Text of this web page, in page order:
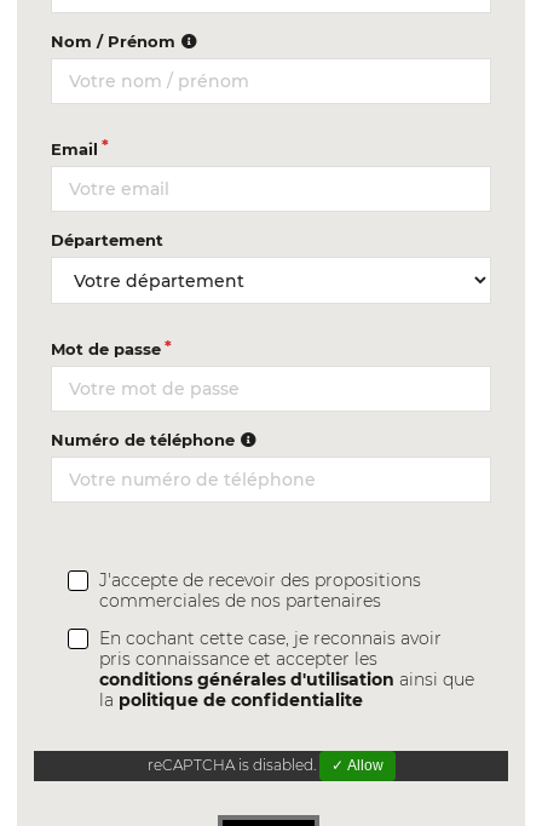
Nom / Prénom
Email
Département
Mot de passe
Numéro de téléphone
J'accepte de recevoir des propositions
commerciales de nos partenaires
En cochant cette case, je reconnais avoir
pris connaissance et accepter les
conditions générales d'utilisation ainsi que
la politique de confidentialite
reCAPTCHA is disabled. ✓ Allow